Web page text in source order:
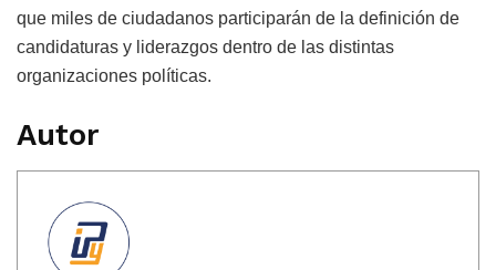
que miles de ciudadanos participarán de la definición de
candidaturas y liderazgos dentro de las distintas
organizaciones políticas.
Autor